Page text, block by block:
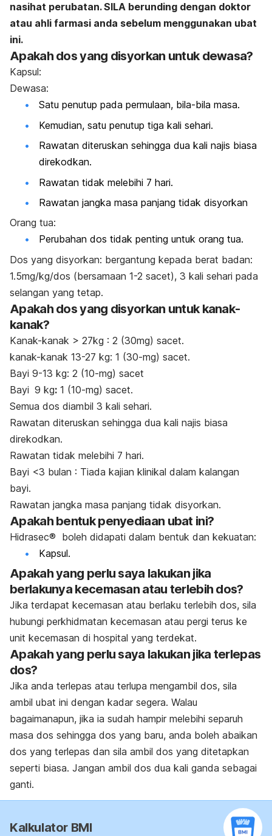
nasihat perubatan. SILA berunding dengan doktor
atau ahli farmasi anda sebelum menggunakan ubat
ini.
Apakah dos yang disyorkan untuk dewasa?
Kapsul:
Dewasa:
Satu penutup pada permulaan, bila-bila masa.
Kemudian, satu penutup tiga kali sehari.
Rawatan diteruskan sehingga dua kali najis biasa
direkodkan.
Rawatan tidak melebihi 7 hari.
Rawatan jangka masa panjang tidak disyorkan
Orang tua:
Perubahan dos tidak penting untuk orang tua.
Dos yang disyorkan: bergantung kepada berat badan:
1.5mg/kg/dos (bersamaan 1-2 sacet), 3 kali sehari pada
selangan yang tetap.
Apakah dos yang disyorkan untuk kanak-
kanak?
Kanak-kanak > 27kg : 2 (30mg) sacet.
kanak-kanak 13-27 kg: 1 (30-mg) sacet.
Bayi 9-13 kg: 2 (10-mg) sacet
Bayi 9 kg: 1 (10-mg) sacet.
Semua dos diambil 3 kali sehari.
Rawatan diteruskan sehingga dua kali najis biasa
direkodkan.
Rawatan tidak melebihi 7 hari.
Bayi <3 bulan : Tiada kajian klinikal dalam kalangan
bayi.
Rawatan jangka masa panjang tidak disyorkan.
Apakah bentuk penyediaan ubat ini?
Hidrasec® boleh didapati dalam bentuk dan kekuatan:
Kapsul.
Apakah yang perlu saya lakukan jika
berlakunya kecemasan atau terlebih dos?
Jika terdapat kecemasan atau berlaku terlebih dos, sila
hubungi perkhidmatan kecemasan atau pergi terus ke
unit kecemasan di hospital yang terdekat.
Apakah yang perlu saya lakukan jika terlepas
dos?
Jika anda terlepas atau terlupa mengambil dos, sila
ambil ubat ini dengan kadar segera. Walau
bagaimanapun, jika ia sudah hampir melebihi separuh
masa dos sehingga dos yang baru, anda boleh abaikan
dos yang terlepas dan sila ambil dos yang ditetapkan
seperti biasa. Jangan ambil dos dua kali ganda sebagai
ganti.
Kalkulator BMI